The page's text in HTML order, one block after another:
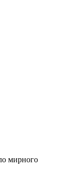
мирного